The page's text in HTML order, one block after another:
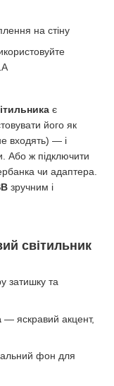
на стіну
є
його як
входять) — і
Або ж підключити
чи адаптера.
зручним і
світильник
затишку та
— яскравий акцент,
фон для